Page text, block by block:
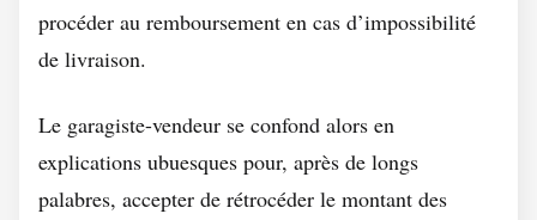
procéder au remboursement en cas d’impossibilité
de livraison.
Le garagiste-vendeur se confond alors en
explications ubuesques pour, après de longs
palabres, accepter de rétrocéder le montant des